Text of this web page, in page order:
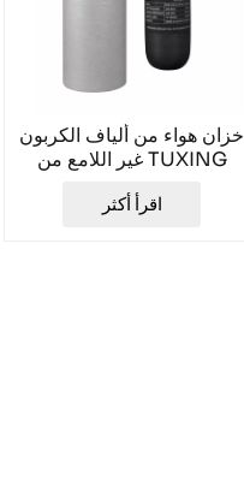
خزان هواء من ألياف الكربون
غير اللامع من TUXING
اقرأ أكثر